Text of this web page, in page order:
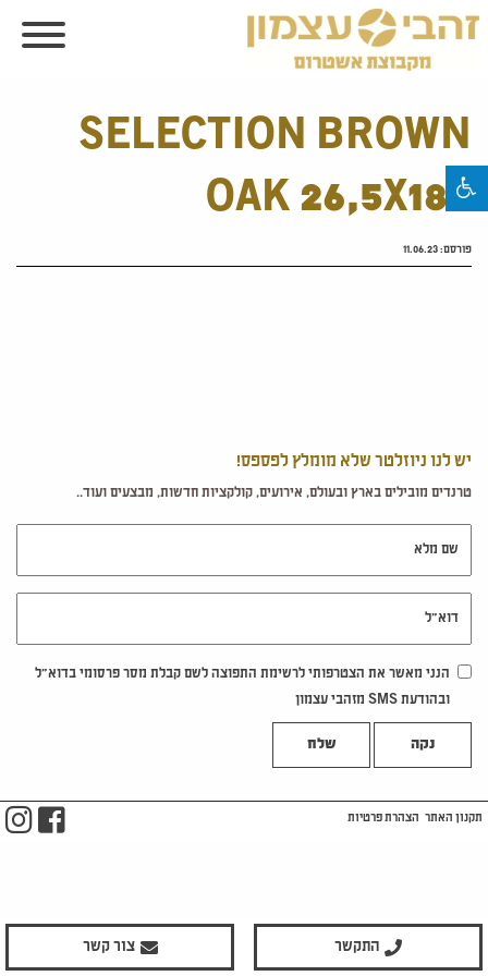
SELECTION BROWN
OAK 26,5X180
פורסם:11.06.23
יש לנו ניוזלטר שלא מומלץ לפספס!
טרנדים מובילים בארץ ובעולם, אירועים, קולקציות חדשות, מבצעים ועוד..
הנני מאשר את הצטרפותי לרשימת התפוצה לשם קבלת מסר פרסומי בדוא"ל
ובהודעת SMS מזהבי עצמון
נקה
התקשר צור קשר
תקנון האתר הצהרת פרטיות